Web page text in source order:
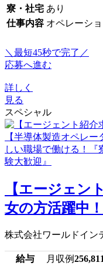
寮・社宅 あり
仕事内容 オペレーシ
＼最短45秒で完了／
応募へ進む
詳しく
見る
スペシャル
【エージェン
女の方活躍中
株式会社ワールドイン
給与 月収例256,811